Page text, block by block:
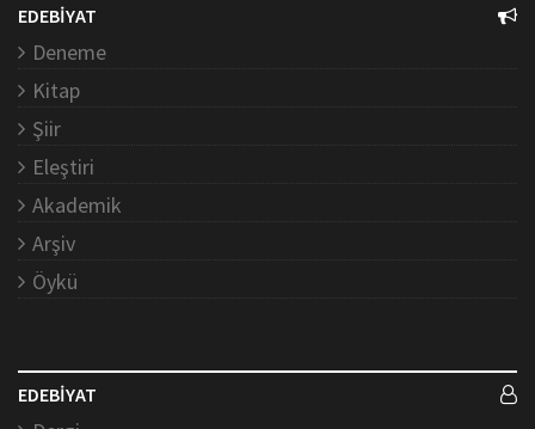
EDEBİYAT
Deneme
Kitap
Şiir
Eleştiri
Akademik
Arşiv
Öykü
EDEBİYAT